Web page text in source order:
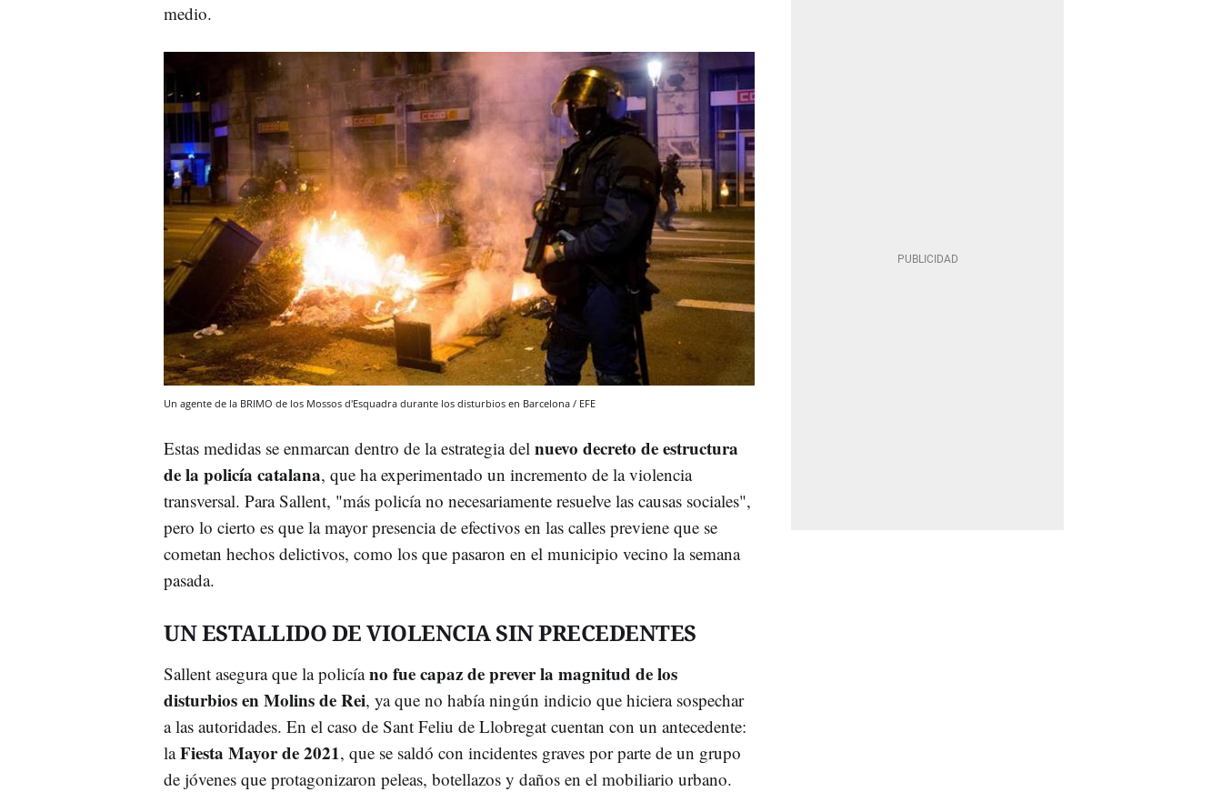
medio.
Un agente de la BRIMO de los Mossos d'Esquadra durante los disturbios en Barcelona / EFE
Estas medidas se enmarcan dentro de la estrategia del nuevo decreto de estructura
de la policía catalana, que ha experimentado un incremento de la violencia
transversal. Para Sallent, "más policía no necesariamente resuelve las causas sociales",
pero lo cierto es que la mayor presencia de efectivos en las calles previene que se
cometan hechos delictivos, como los que pasaron en el municipio vecino la semana
pasada.
UN ESTALLIDO DE VIOLENCIA SIN PRECEDENTES
Sallent asegura que la policíano fue capaz de prever la magnitud de los
disturbios en Molins de Rei, ya que no había ningún indicio que hiciera sospechar
a las autoridades. En el caso de Sant Feliu de Llobregat cuentan con un antecedente:
laFiesta Mayor de 2021, que se saldó con incidentes graves por parte de un grupo
de jóvenes que protagonizaron peleas, botellazos y daños en el mobiliario urbano.